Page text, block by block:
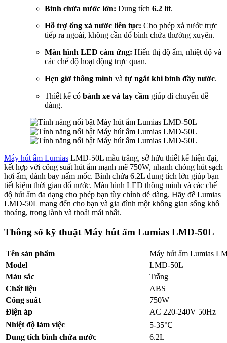
Bình chứa nước lớn: Dung tích 6.2 lít.
Hỗ trợ ống xả nước liên tục: Cho phép xả nước trực
tiếp ra ngoài, không cần đổ bình chứa thường xuyên.
Màn hình LED cảm ứng: Hiển thị độ ẩm, nhiệt độ và
các chế độ hoạt động trực quan.
Hẹn giờ thông minh và tự ngắt khi bình đầy nước.
Thiết kế có bánh xe và tay cầm giúp di chuyển dễ
dàng.
Máy hút ẩm Lumias LMD-50L màu trắng, sở hữu thiết kế hiện đại,
kết hợp với công suất hút ẩm mạnh mẽ 750W, nhanh chóng hút sạch
hơi ẩm, đánh bay nấm mốc. Bình chứa 6.2L dung tích lớn giúp bạn
tiết kiệm thời gian đổ nước. Màn hình LED thông minh và các chế
độ hút ẩm đa dạng cho phép bạn tùy chỉnh dễ dàng. Hãy để Lumias
LMD-50L mang đến cho bạn và gia đình một không gian sống khô
thoáng, trong lành và thoải mái nhất.
Thông số kỹ thuật Máy hút ẩm Lumias LMD-50L
Tên sản phẩm
Máy hút ẩm Lumias
Model
LMD-50L
Màu sắc
Trắng
Chất liệu
ABS
Công suất
750W
Điện áp
AC 220-240V 50Hz
Nhiệt độ làm việc
5-35℃
Dung tích bình chứa nước
6.2L